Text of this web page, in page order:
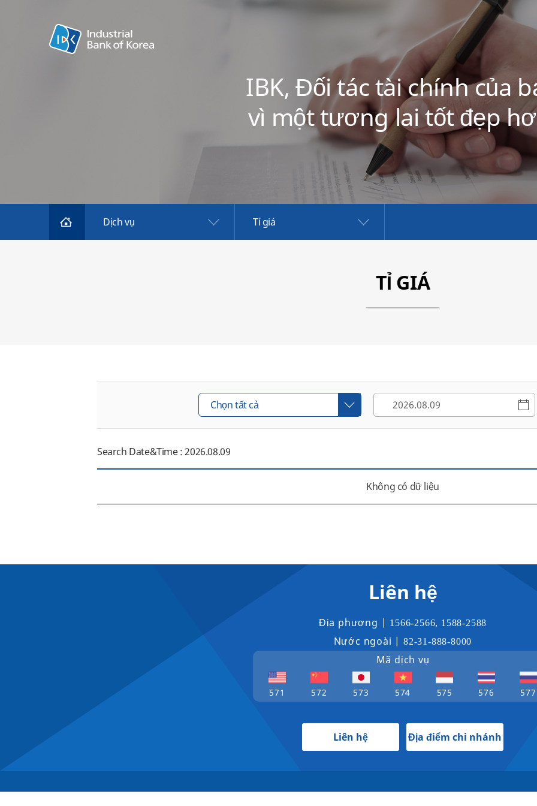
IBK, Đối tác tài chính của
vì một tương lai tốt đẹp
Dịch vụ Tỉ giá
TỈ GIÁ
Search Date&Time : 2026.08.09
Không có dữ liệu
Liên hệ
Địa phương | 1566-2566, 1588-2588
Nước ngoài |82-31-888-8000
Mã dịch vụ
571 572 573 574 575 576 577
Liên hệ Địa điểm chi nhánh